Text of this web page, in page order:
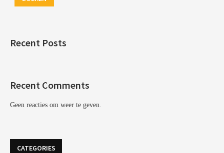
Recent Posts
Recent Comments
Geen reacties om weer te geven.
CATEGORIES